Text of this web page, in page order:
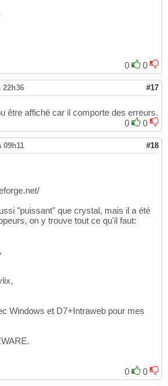
0
0
22h36 #17
être affiché car il comporte des erreurs.
0
0
09h11 #18
"puissant" que crystal, mais il a été
on y trouve tout ce qu'il faut:
Windows et D7+Intraweb pour mes
0
0